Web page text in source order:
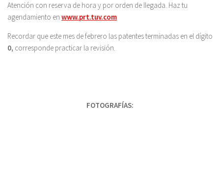
Atención con reserva de hora y por orden de llegada. Haz tu
agendamiento en www.prt.tuv.com
Recordar que este mes de febrero las patentes terminadas en el dígito
0, corresponde practicar la revisión.
FOTOGRAFÍAS: